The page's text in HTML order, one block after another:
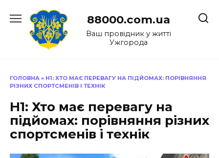
до
88000.com.ua
Ваш провідник у житті
Ужгорода
ГОЛОВНА » H1: ХТО МАЄ ПЕРЕВАГУ НА ПІДЙОМАХ: ПОРІВНЯННЯ
РІЗНИХ СПОРТСМЕНІВ І ТЕХНІК
H1: Хто має перевагу на
підйомах: порівняння різних
спортсменів і технік